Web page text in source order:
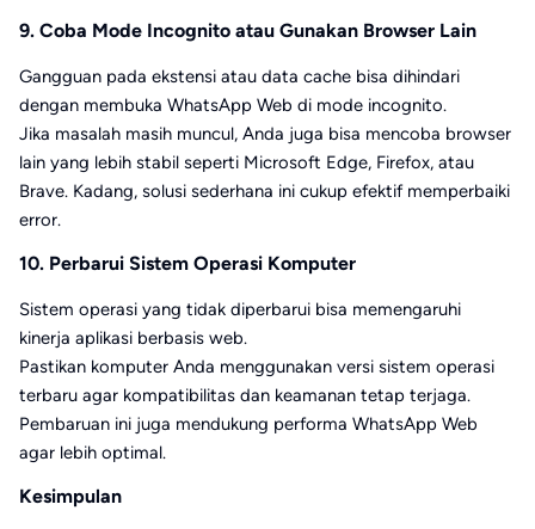
9. Coba Mode Incognito atau Gunakan Browser Lain
Gangguan pada ekstensi atau data cache bisa dihindari
dengan membuka WhatsApp Web di mode incognito.
Jika masalah masih muncul, Anda juga bisa mencoba browser
lain yang lebih stabil seperti Microsoft Edge, Firefox, atau
Brave. Kadang, solusi sederhana ini cukup efektif memperbaiki
error.
10. Perbarui Sistem Operasi Komputer
Sistem operasi yang tidak diperbarui bisa memengaruhi
kinerja aplikasi berbasis web.
Pastikan komputer Anda menggunakan versi sistem operasi
terbaru agar kompatibilitas dan keamanan tetap terjaga.
Pembaruan ini juga mendukung performa WhatsApp Web
agar lebih optimal.
Kesimpulan